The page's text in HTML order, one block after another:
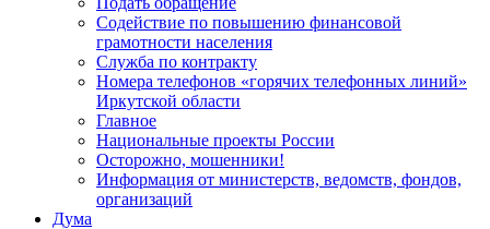
Содействие по повышению финансовой
грамотности населения
Служба по контракту
Номера телефонов «горячих телефонных линий»
Иркутской области
Главное
Национальные проекты России
Осторожно, мошенники!
Информация от министерств, ведомств, фондов,
организаций
Дума